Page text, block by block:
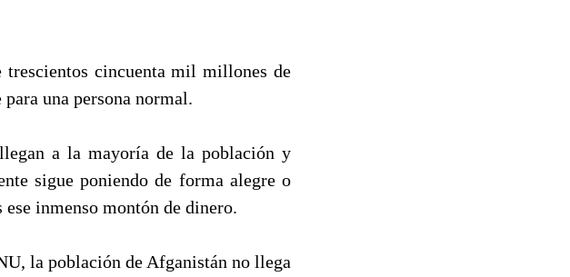
trescientos cincuenta mil millones de
una persona normal.
a la mayoría de la población y
sigue poniendo de forma alegre o
inmenso montón de dinero.
la población de Afganistán no llega